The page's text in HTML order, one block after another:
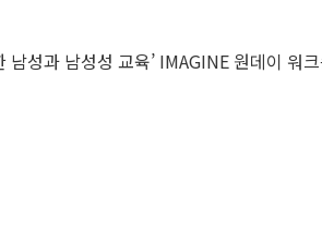
성과 남성성 교육’ IMAGINE 원데이 워